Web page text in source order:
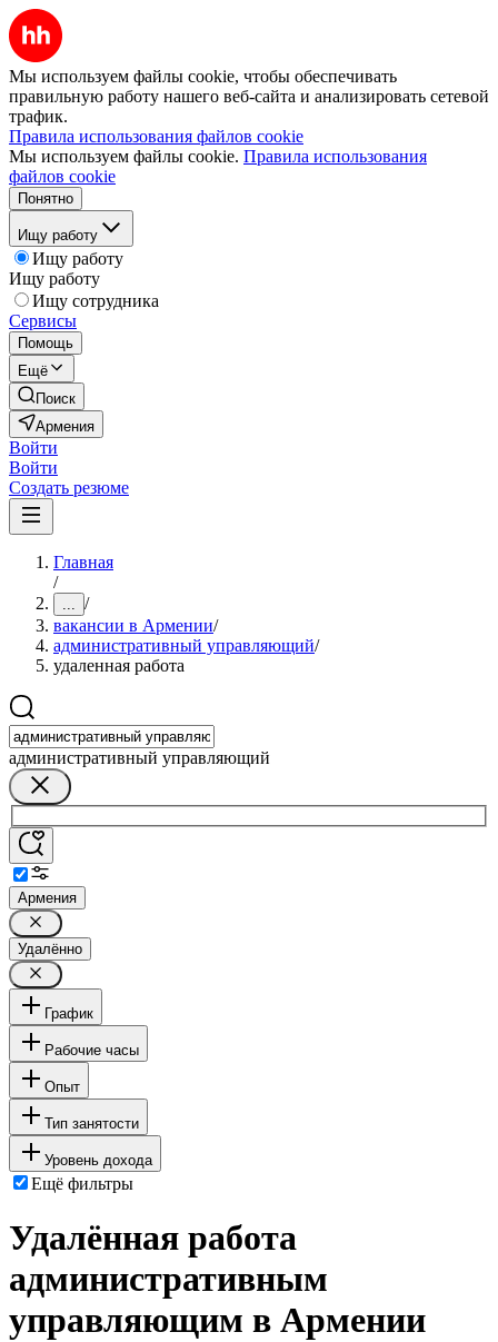
Мы используем файлы cookie, чтобы обеспечивать
правильную работу нашего веб-сайта и анализировать сетевой
трафик.
Правила использования файлов cookie
Мы используем файлы cookie. Правила использования
файлов cookie
Понятно
Ищу работу
Ищу работу
Ищу работу
Ищу сотрудника
Сервисы
Помощь
Ещё
Поиск
Армения
Войти
Войти
Создать резюме
Главная
/
... /
вакансии в Армении/
административный управляющий/
удаленная работа
административный управляющий
Армения
Удалённо
График
Рабочие часы
Опыт
Тип занятости
Уровень дохода
Ещё фильтры
Удалённая работа
административным
управляющим в Армении